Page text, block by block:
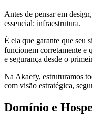
Antes de pensar em
essencial: infraestrutura.
É ela que garante que seu
funcionem corretamente e
e segurança desde o
Na Akaefy, estruturamos
com visão estratégica,
Domínio e